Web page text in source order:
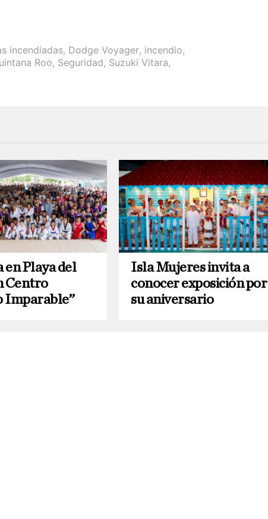
incendiadas, Dodge Voyager, incendio,
Roo, Seguridad, Suzuki Vitara,
en Playa del
Centro
Imparable”
Isla Mujeres invita a
conocer exposición por
su aniversario